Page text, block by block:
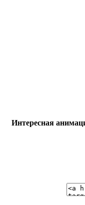
Интересная